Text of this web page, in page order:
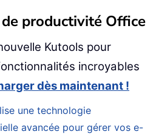
productivité Office
Kutools pour
incroyables
dès maintenant !
une technologie
avancée pour gérer vos e-